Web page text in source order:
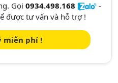
Gọi 0934.498.168
-
được tư vấn và hỗ trợ !
miễn phí !